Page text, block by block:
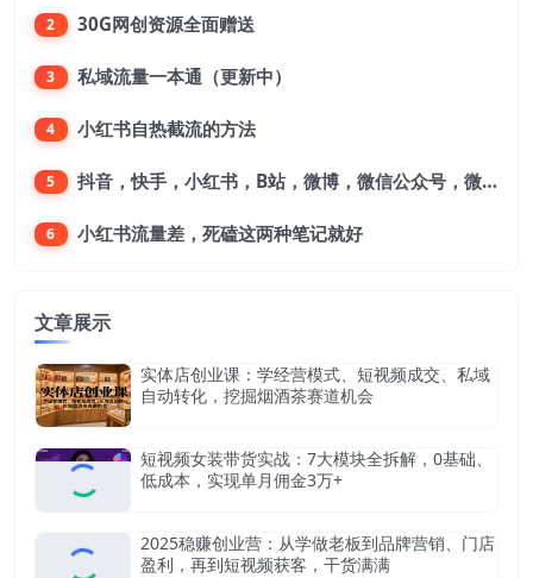
2 30G网创资源全面赠送
3 私域流量一本通（更新中）
4 小红书自热截流的方法
5 抖音，快手，小红书，B站，微博，微信公众号，微信视频号。每一个平台，都是不一样的机会，对应不一样的赚钱思路
6 小红书流量差，死磕这两种笔记就好
文章展示
实体店创业课：学经营模式、短视频成交、私域
自动转化，挖掘烟酒茶赛道机会
短视频女装带货实战：7大模块全拆解，0基础、
低成本，实现单月佣金3万+
2025稳赚创业营：从学做老板到品牌营销、门店
盈利，再到短视频获客，干货满满